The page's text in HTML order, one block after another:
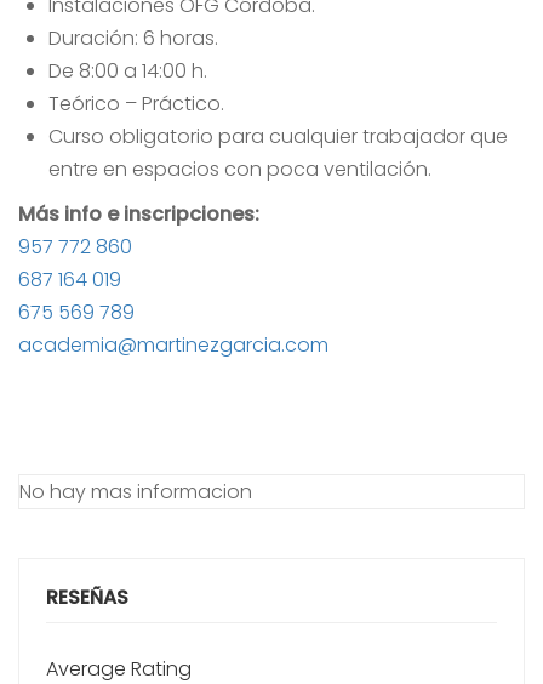
Duración: 6 horas.
De 8:00 a 14:00 h.
Teórico – Práctico.
Curso obligatorio para cualquier trabajador que
entre en espacios con poca ventilación.
Más info e inscripciones:
957 772 860
687 164 019
675 569 789
academia@martinezgarcia.com
No hay mas informacion
RESEÑAS
Average Rating